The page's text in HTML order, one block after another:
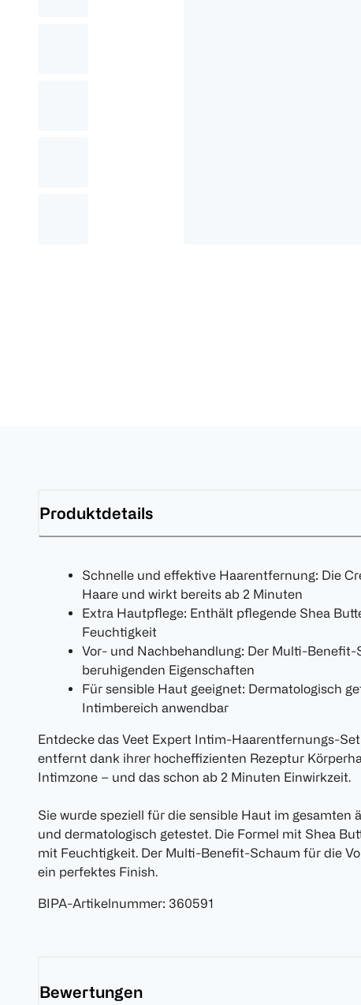
Produktdetails
Schnelle und effektive Haarentfernung: Die
Haare und wirkt bereits ab 2 Minuten
Extra Hautpflege: Enthält pflegende Shea
Feuchtigkeit
Vor- und Nachbehandlung: Der Multi-
beruhigenden Eigenschaften
Für sensible Haut geeignet: Dermatologisch
Intimbereich anwendbar
Entdecke das Veet Expert Intim-Haarentfernungs-
entfernt dank ihrer hocheffizienten Rezeptur
Intimzone – und das schon ab 2 Minuten Einwirkzeit.
Sie wurde speziell für die sensible Haut im
und dermatologisch getestet. Die Formel mit Shea
mit Feuchtigkeit. Der Multi-Benefit-Schaum für die
ein perfektes Finish.
BIPA-Artikelnummer: 360591
Bewertungen